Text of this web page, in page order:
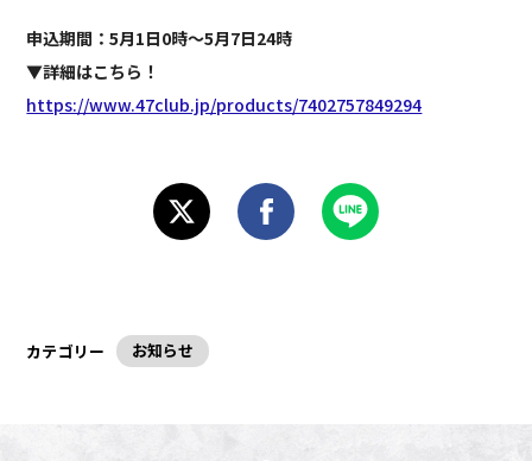
申込期間：5月1日0時～5月7日24時
▼詳細はこちら！
https://www.47club.jp/products/7402757849294
カテゴリー お知らせ